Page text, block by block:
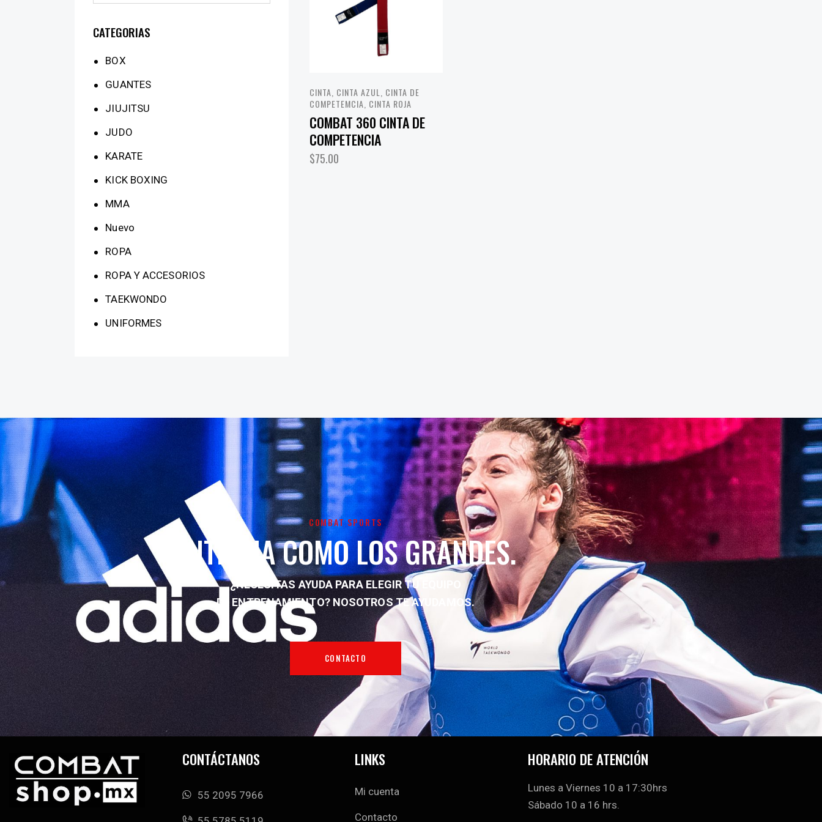
CINTA CINTA AZUL
CINTA DE
COMPETEMCIA CINTA ROJA
COMBAT 360 CINTA DE
COMPETENCIA
$75.00
CATEGORIAS
BOX
GUANTES
JIUJITSU
JUDO
KARATE
KICK BOXING
MMA
Nuevo
ROPA
ROPA Y ACCESORIOS
TAEKWONDO
UNIFORMES
COMBAT SPORTS
ENTRENA COMO LOS GRANDES.
¿NECESITAS AYUDA PARA ELEGIR TU EQUIPO
DE ENTRENAMIENTO? NOSOTROS TE AYUDAMOS.
CONTACTO
CONTÁCTANOS
55 2095 7966
LINKS
Mi cuenta
Contacto
HORARIO DE ATENCIÓN
Lunes a Viernes 10 a 17:30hrs
Sábado 10 a 16 hrs.